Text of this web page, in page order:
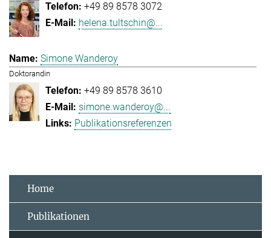
+49 89 8578 3072
helena.tultschin@...
Simone Wanderoy
Doktorandin
+49 89 8578 3610
simone.wanderoy@...
Publikationsreferenzen
Home
Publikationen